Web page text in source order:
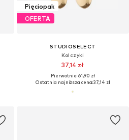
Pięciopak
OFERTA
STUDIOSELECT
Kolczyki
37,14 zł
Pierwotnie: 61,90 zł
Ostatnia najniższa cena:37,14 zł